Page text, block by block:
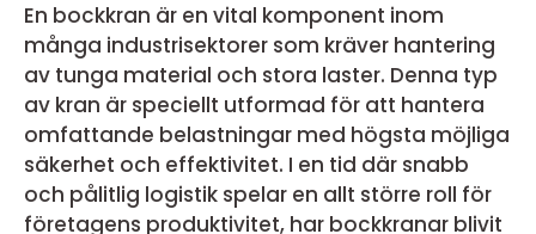
En bockkran är en vital komponent inom
många industrisektorer som kräver hantering
av tunga material och stora laster. Denna typ
av kran är speciellt utformad för att hantera
omfattande belastningar med högsta möjliga
säkerhet och effektivitet. I en tid där snabb
och pålitlig logistik spelar en allt större roll för
företagens produktivitet, har bockkranar blivit